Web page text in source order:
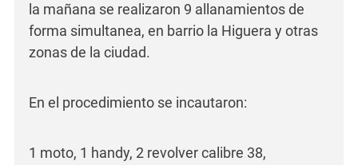
la mañana se realizaron 9 allanamientos de
forma simultanea, en barrio la Higuera y otras
zonas de la ciudad.
En el procedimiento se incautaron:
1 moto, 1 handy, 2 revolver calibre 38,